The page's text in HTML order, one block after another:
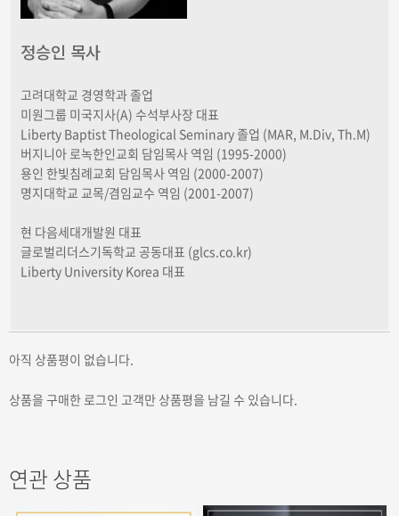
정승인 목사
고려대학교 경영학과 졸업
미원그룹 미국지사(A) 수석부사장 대표
Liberty Baptist Theological Seminary 졸업 (MAR, M.Div, Th.M)
버지니아 로녹한인교회 담임목사 역임 (1995-2000)
용인 한빛침례교회 담임목사 역임 (2000-2007)
명지대학교 교목/겸임교수 역임 (2001-2007)
현 다음세대개발원 대표
글로벌리더스기독학교 공동대표 (glcs.co.kr)
Liberty University Korea 대표
아직 상품평이 없습니다.
상품을 구매한 로그인 고객만 상품평을 남길 수 있습니다.
연관 상품